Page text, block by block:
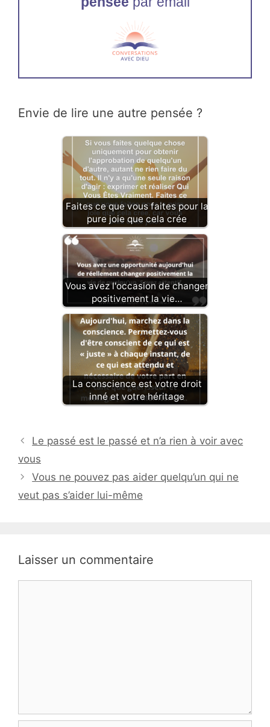
Envie de lire une autre pensée ?
Faites ce que vous faites pour la
pure joie que cela crée
Vous avez l'occasion de changer
positivement la vie…
La conscience est votre droit
inné et votre héritage
Le passé est le passé et n’a rien à voir avec
vous
Vous ne pouvez pas aider quelqu’un qui ne
veut pas s’aider lui-même
Laisser un commentaire